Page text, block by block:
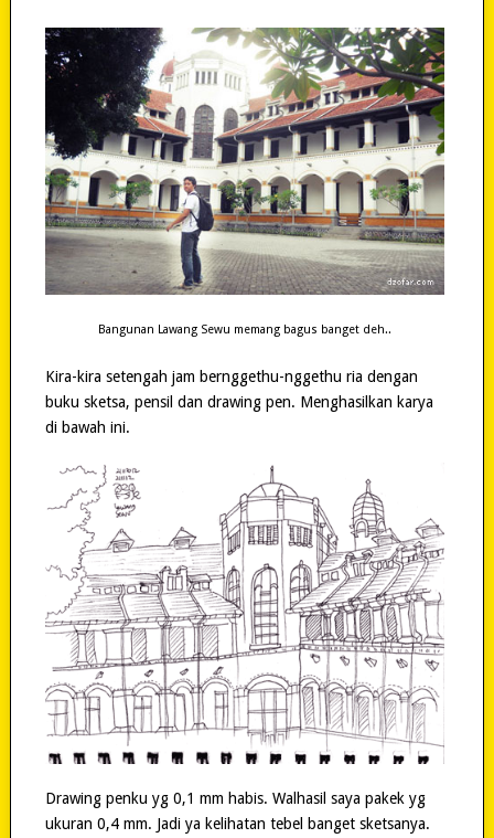
Bangunan Lawang Sewu memang bagus banget deh..
Kira-kira setengah jam bernggethu-nggethu ria dengan
buku sketsa, pensil dan drawing pen. Menghasilkan karya
di bawah ini.
Drawing penku yg 0,1 mm habis. Walhasil saya pakek yg
ukuran 0,4 mm. Jadi ya kelihatan tebel banget sketsanya.